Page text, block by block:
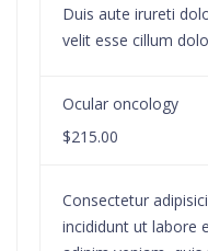
Duis aute irureti
velit esse cillum
Ocular oncology
$215.00
Consectetur
incididunt ut labore